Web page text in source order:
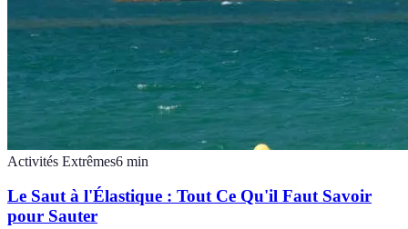
Activités Extrêmes6 min
Le Saut à l'Élastique : Tout Ce Qu'il Faut Savoir
pour Sauter